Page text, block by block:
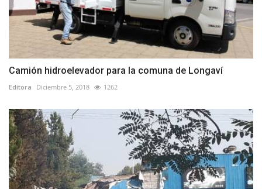
Camión hidroelevador para la comuna de Longaví
Editora Diciembre 5, 2018 1262